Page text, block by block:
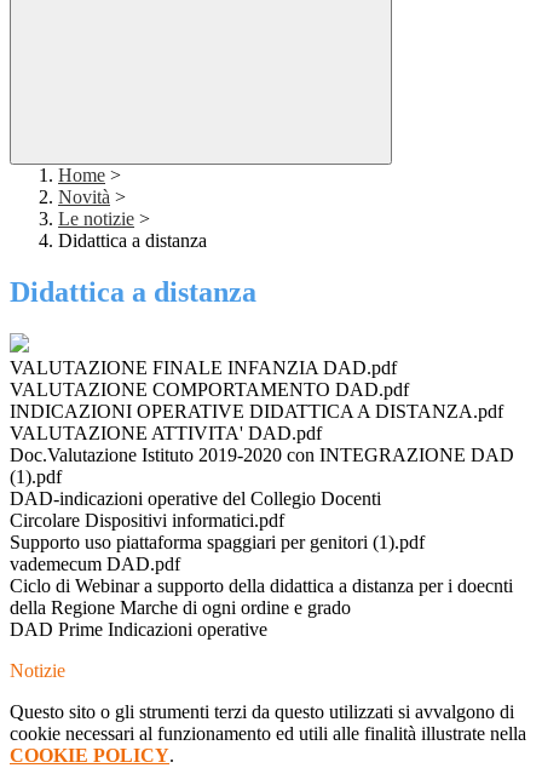
Home >
Novità >
Le notizie >
Didattica a distanza
Didattica a distanza
VALUTAZIONE FINALE INFANZIA DAD.pdf
VALUTAZIONE COMPORTAMENTO DAD.pdf
INDICAZIONI OPERATIVE DIDATTICA A DISTANZA.pdf
VALUTAZIONE ATTIVITA' DAD.pdf
Doc.Valutazione Istituto 2019-2020 con INTEGRAZIONE DAD
(1).pdf
DAD-indicazioni operative del Collegio Docenti
Circolare Dispositivi informatici.pdf
Supporto uso piattaforma spaggiari per genitori (1).pdf
vademecum DAD.pdf
Ciclo di Webinar a supporto della didattica a distanza per i doecnti
della Regione Marche di ogni ordine e grado
DAD Prime Indicazioni operative
Notizie
Questo sito o gli strumenti terzi da questo utilizzati si avvalgono di
cookie necessari al funzionamento ed utili alle finalità illustrate nella
COOKIE POLICY.